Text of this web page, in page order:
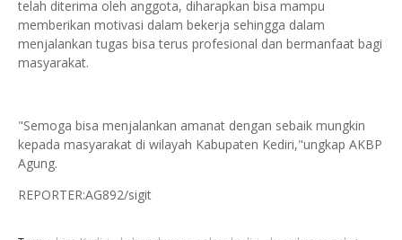
telah diterima oleh anggota, diharapkan bisa mampu
memberikan motivasi dalam bekerja sehingga dalam
menjalankan tugas bisa terus profesional dan bermanfaat bagi
masyarakat.
"Semoga bisa menjalankan amanat dengan sebaik mungkin
kepada masyarakat di wilayah Kabupaten Kediri,"ungkap AKBP
Agung.
REPORTER:AG892/sigit